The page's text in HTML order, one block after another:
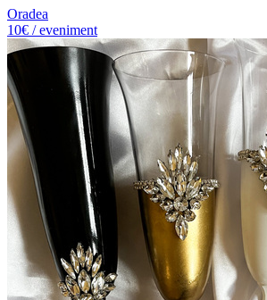
Oradea
10€ / eveniment